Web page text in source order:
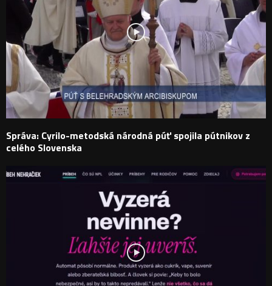
Správa: Cyrilo-metodská národná púť spojila pútnikov z
celého Slovenska